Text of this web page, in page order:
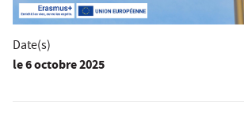
Date(s)
le6 octobre 2025